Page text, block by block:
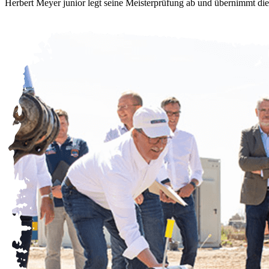
Herbert Meyer junior legt seine Meisterprüfung ab und übernimmt